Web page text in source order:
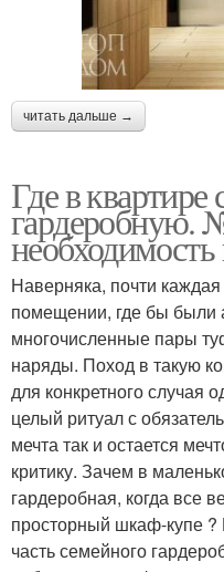
читать дальше →
Где в квартире
гардеробную.
Наверняка, почти
помещении, где бы были
многочисленные пары
наряды. Поход в такую
для конкретного
целый ритуал с
мечта так и остается
критику. Зачем в
гардеробная, когда все
просторный шкаф-купе ?
часть семейного